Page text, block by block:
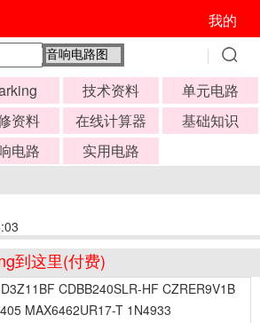
我的
技术资料
单元电路
资料 在线计算器
基础知识
电路 实用电路
到这里(付费)
CDBB240SLR-HF CZRER9V1B
MAX6462UR17-T 1N4933